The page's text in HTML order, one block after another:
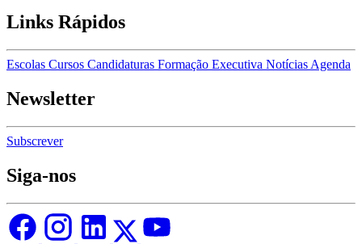
Links Rápidos
Escolas Cursos Candidaturas Formação Executiva Notícias Agenda
Newsletter
Subscrever
Siga-nos